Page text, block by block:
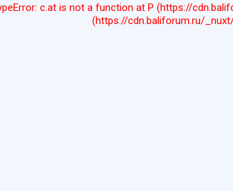
c.at is not a function at P (https://
(https://cdn.baliforum.ru/